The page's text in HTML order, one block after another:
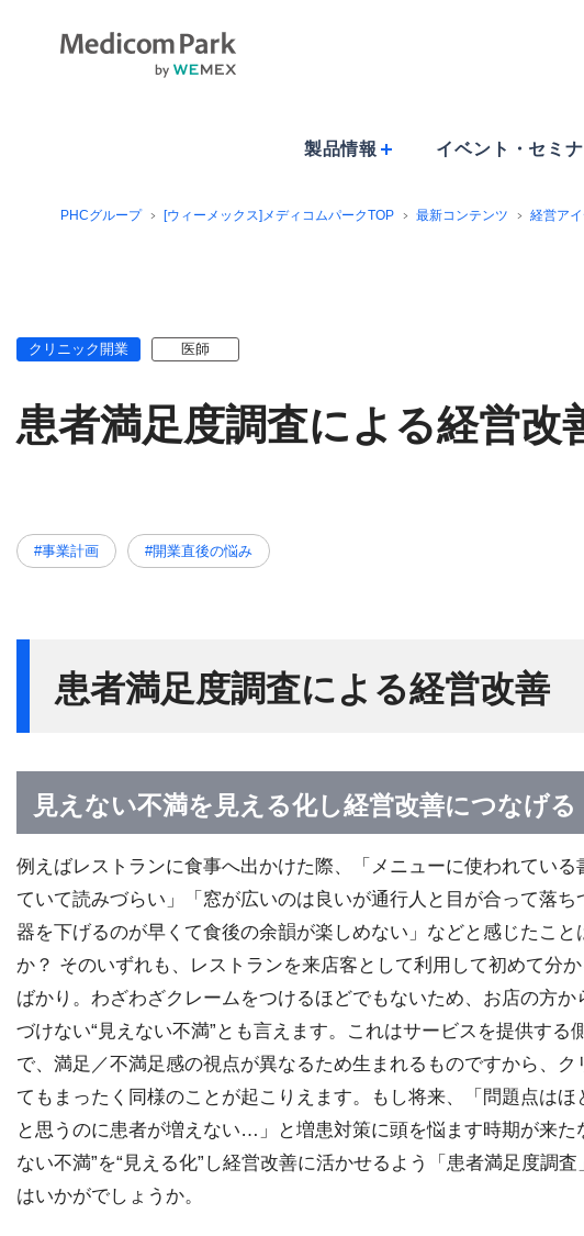
製品情報 イベント・ セミ
PHCグループ [ウィーメックス]メディコムパークTOP 最新コンテンツ 経営ア
クリニック開業 医師
患者満足度調査による経営改
#事業計画 #開業直後の悩み
患者満足度調査による経営改善
見えない不満を見える化し経営改善につなげる
例えばレストランに食事へ出かけた際、「メニューに使われている
ていて読みづらい」「窓が広いのは良いが通行人と目が合って落ち
器を下げるのが早くて食後の余韻が楽しめない」などと感じたこと
か？ そのいずれも、レストランを来店客として利用して初めて分
ばかり。わざわざクレームをつけるほどでもないため、お店の方か
づけない“見えない不満”とも言えます。これはサービスを提供する
で、満足／不満足感の視点が異なるため生まれるものですから、ク
てもまったく同様のことが起こりえます。もし将来、「問題点はほ
と思うのに患者が増えない…」と増患対策に頭を悩ます時期が来た
ない不満”を“見える化”し経営改善に活かせるよう「患者満足度調
はいかがでしょうか。